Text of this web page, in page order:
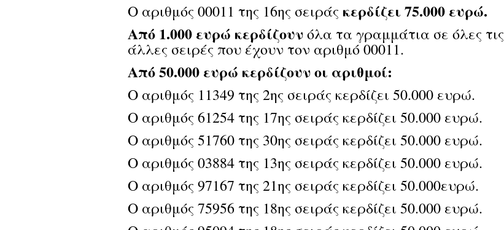
Ο αριθμός 00011 της 16ης σειράς κερδίζει 75.000 ευρώ.
Από 1.000 ευρώ κερδίζουνόλα τα γραμμάτια σε όλες τις
άλλες σειρές που έχουν τον αριθμό 00011.
Από 50.000 ευρώ κερδίζουν οι αριθμοί:
Ο αριθμός 11349 της 2ης σειράς κερδίζει 50.000 ευρώ.
Ο αριθμός 61254 της 17ης σειράς κερδίζει 50.000 ευρώ.
Ο αριθμός 51760 της 30ης σειράς κερδίζει 50.000 ευρώ.
Ο αριθμός 03884 της 13ης σειράς κερδίζει 50.000 ευρώ.
Ο αριθμός 97167 της 21ης σειράς κερδίζει 50.000ευρώ.
Ο αριθμός 75956 της 18ης σειράς κερδίζει 50.000 ευρώ.